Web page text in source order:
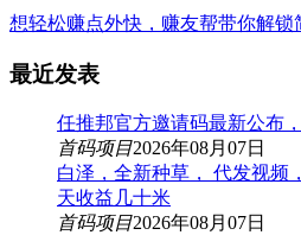
想轻松赚点外快，赚友帮带你解锁
最近发表
任推邦官方邀请码最新公布
首码项目2026年08月07日
白泽，全新种草， 代发视频
天收益几十米
首码项目2026年08月07日